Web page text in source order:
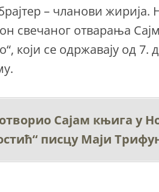
– чланови жирија.
свечаног отварања
који се одржавају од
Сајам књига у
писцу Маји